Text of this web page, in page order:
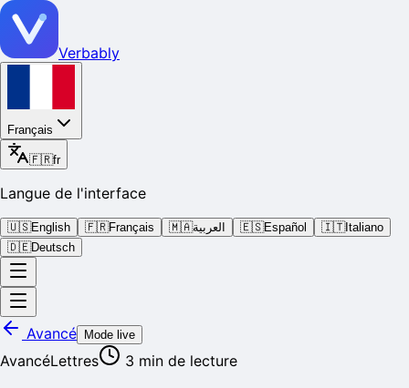
Verbably
Français
🇫🇷fr
Langue de l'interface
🇺🇸English 🇫🇷Français 🇲🇦العربية 🇪🇸Español 🇮🇹Italiano
🇩🇪Deutsch
Avancé Mode live
AvancéLettres 3 min de lecture